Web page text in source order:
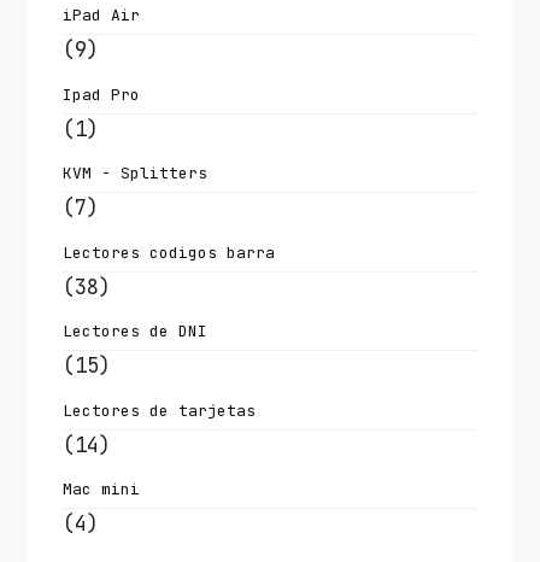
iPad Air
(9)
Ipad Pro
(1)
KVM - Splitters
(7)
Lectores codigos barra
(38)
Lectores de DNI
(15)
Lectores de tarjetas
(14)
Mac mini
(4)